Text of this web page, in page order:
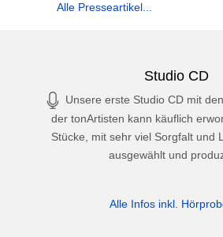
Alle Presseartikel...
Studio CD
Unsere erste Studio CD mit
der tonArtisten kann käuflich
Stücke, mit sehr viel Sorgfalt und
ausgewählt und
Alle Infos inkl.